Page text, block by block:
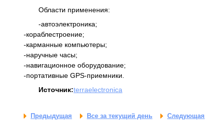
Области применения:
-автоэлектроника;
-кораблестроение;
-карманные компьютеры;
-наручные часы;
-навигационное оборудование;
-портативные GPS-приемники.
Источник:terraelectronica
Предыдущая Все за текущий день Следующая